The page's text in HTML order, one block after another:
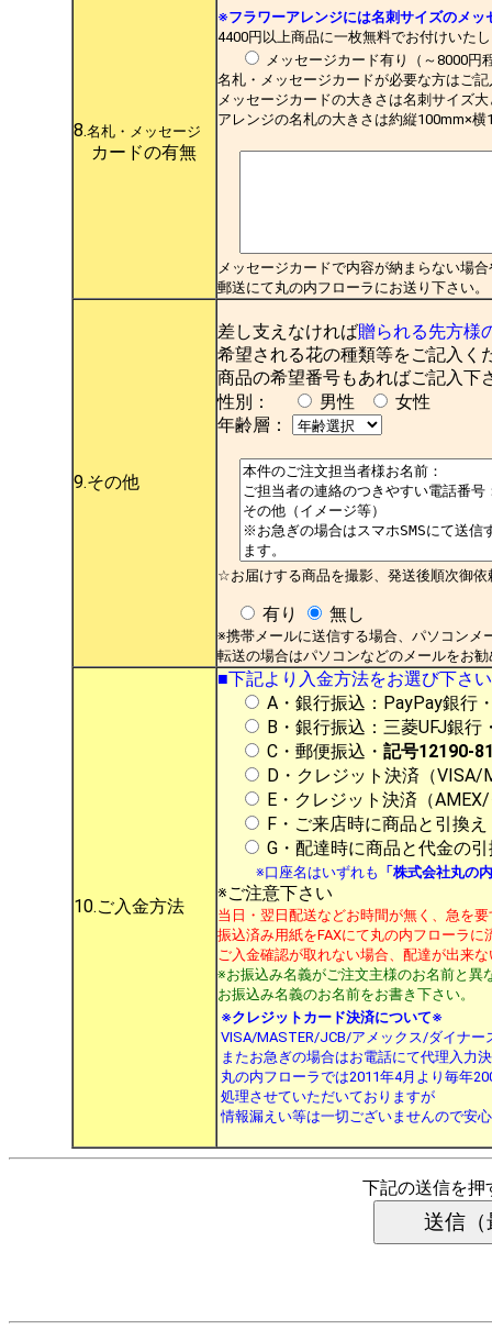
8.名札・メッセージ
カードの有無
※フラワーアレンジには名刺サイズのメッ
4400円以上商品に一枚無料でお付けいた
メッセージカード有り（～8000
名札・メッセージカードが必要な方はご
メッセージカードの大きさは名刺サイズ
アレンジの名札の大きさは約縦100mm×横
メッセージカードで内容が納まらない場
郵送にて丸の内フローラにお送り下さい
9.その他
差し支えなければ贈られる先方様
希望される花の種類等をご記入く
商品の希望番号もあればご記入下
性別：
男性
女性
年齢層：
☆お届けする商品を撮影、発送後順次御
有り 無し
※携帯メールに送信する場合、パソコンメ
転送の場合はパソコンなどのメールをお
10.ご入金方法
■下記より入金方法をお選び下さ
A・銀行振込：PayPay銀行
B・銀行振込：三菱UFJ銀行
C・郵便振込・ 記号12190-
D・クレジット決済（VISA/
E・クレジット決済（
F・ご来店時に商品と引換
G・配達時に商品と代金の
※口座名はいずれも 「株式会社丸の
※ご注意下さい
当日・翌日配送などお時間が無く、急を
振込済み用紙をFAXにて丸の内フローラ
ご入金確認が取れない場合、配達が出来
※お振込み名義がご注文主様のお名前と異
お振込み名義のお名前をお書き下さい。
※クレジットカード決済について※
VISA/MASTER/JCB/アメックス/ダイナ
またお急ぎの場合はお電話にて代理入力
丸の内フローラでは2011年4月より毎年
処理させていただいておりますが
情報漏えい等は一切ございませんので安
下記の送信を押